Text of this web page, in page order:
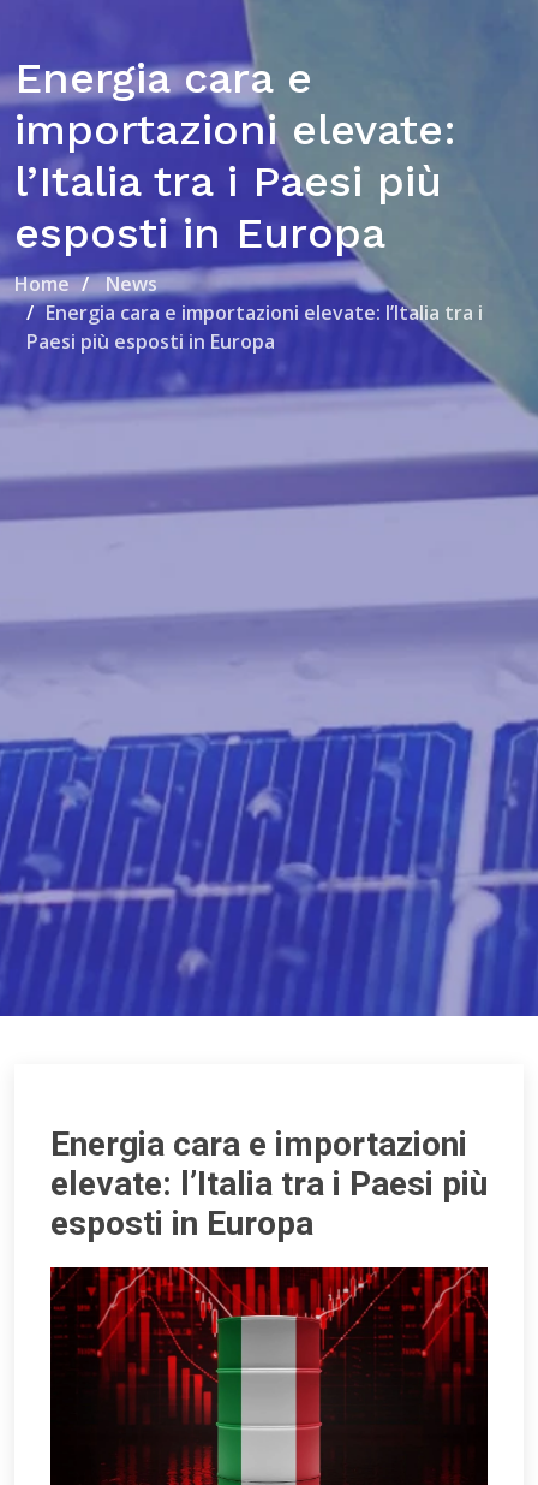
Energia cara e
importazioni elevate:
l’Italia tra i Paesi più
esposti in Europa
Home
News
Energia cara e importazioni elevate: l’Italia tra i
Paesi più esposti in Europa
Energia cara e importazioni
elevate: l’Italia tra i Paesi più
esposti in Europa